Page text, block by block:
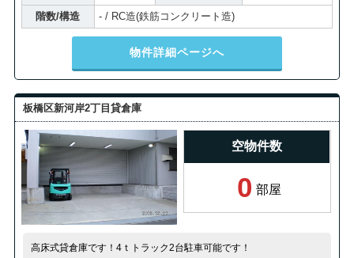
階数/構造
- / RC造(鉄筋コンクリート造)
物件詳細ページへ
板橋区新河岸2丁目貸倉庫
空物件数
0 部屋
高床式貸倉庫です！4ｔトラック2台駐車可能です！